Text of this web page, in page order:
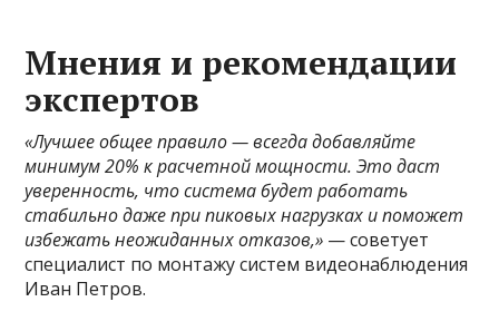
Мнения и рекомендации
экспертов
«Лучшее общее правило — всегда добавляйте
минимум 20% к расчетной мощности. Это даст
уверенность, что система будет работать
стабильно даже при пиковых нагрузках и поможет
избежать неожиданных отказов,» — советует
специалист по монтажу систем видеонаблюдения
Иван Петров.